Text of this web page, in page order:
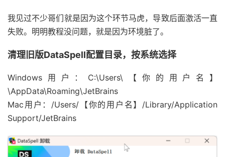
我见过不少哥们就是因为这个环节马虎，导致后面激活一直
失败。明明教程没问题，就是因为环境脏了。
清理旧版DataSpell配置目录，按系统选择
Windows用户：C:\Users\【你的用户名】
\AppData\Roaming\JetBrains
Mac用户：/Users/【你的用户名】/Library/Application
Support/JetBrains